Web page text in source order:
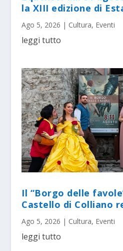
la XIII edizione di
Ago 5, 2026 | Cultura, Eventi
leggi tutto
Il “Borgo delle
Castello di Colliano
Ago 5, 2026 | Cultura, Eventi
leggi tutto